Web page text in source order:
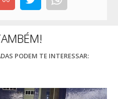
PODEM TE INTERESSAR: